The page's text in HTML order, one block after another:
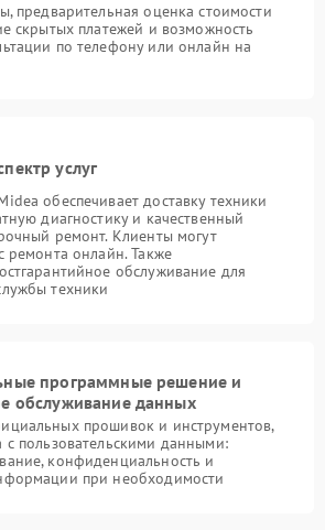
предварительная оценка стоимости
скрытых платежей и возможность
по телефону или онлайн на
услуг
обеспечивает доставку техники
диагностику и качественный
ремонт. Клиенты могут
ремонта онлайн. Также
обслуживание для
техники
программные решение и
обслуживание данных
прошивок и инструментов,
с пользовательскими данными:
конфиденциальность и
при необходимости